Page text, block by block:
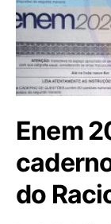
Enem
do